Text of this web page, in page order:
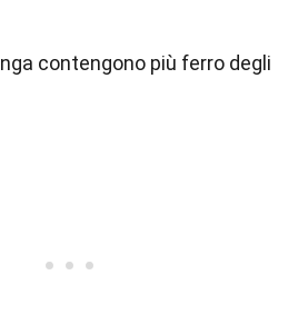
contengono più ferro degli